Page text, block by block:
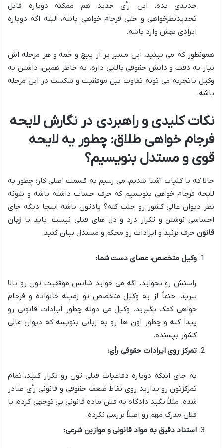
جدیدی بده. این رأی جدید هم ممکنه دوباره قابل
تجدیدنظرخواهی و حتی فرجام خواهی باشه، البته اگه دوباره
ایرادی بهش وارد باشه.
همونطور که می بینید، این مسیر پر از پیچ و خمه و هر مرحله اش
نیاز به دقت و دانش حقوقی بالایی داره. به خاطر همین، داشتن یه
وکیل باتجربه می تونه تفاوت بین موفقیت و شکست در این مرحله
باشه.
نکات کلیدی و راهبردی در نگارش لایحه
فرجام خواهی طلاق: چطور یه لایحه
قوی و مستدل بنویسیم؟
حالا که با کلیات آشنا شدیم، می رسیم به قسمت اصلی کار: چطور یه
لایحه فرجام خواهی بنویسیم که حرف حساب داشته باشه و بتونه
نظر دیوان عالی کشور رو جلب کنه؟ یادتون باشه اینجا دیگه جای
احساسی نوشتن و تکرار درد و دل های قبلی نیست. باید با زبان
قانون حرف بزنید و ایرادات رو محکم و مستدل بیان کنید.
وکیل متخصص، عصای دست شما:
راستش رو بخواید، اگه می خواید شانس موفقیت تون رو بالا
ببرید، حتماً از یه وکیل متخصص تو زمینه خانواده و فرجام
خواهی کمک بگیرید. وکیل می دونه چطور ایرادات قانونی رو
پیدا کنه و چطور اون ها رو به زبانی بنویسه که دیوان عالی
کشور بپسنده.
تمرکز روی ایرادات حقوقی رأی:
به جای اینکه دوباره دفاعیات قبلی تون رو تکرار کنید، تمام
تمرکزتون رو بذارید روی نقاط ضعف حقوقی و قانونیرأی صادر
شده. مثلاً بگید دادگاه به فلان ماده قانونی بی توجهی کرده، یا
فلان مدرک مهم رو اصلاً بررسی نکرده.
استناد دقیق به مواد قانونی و موازین شرعی: